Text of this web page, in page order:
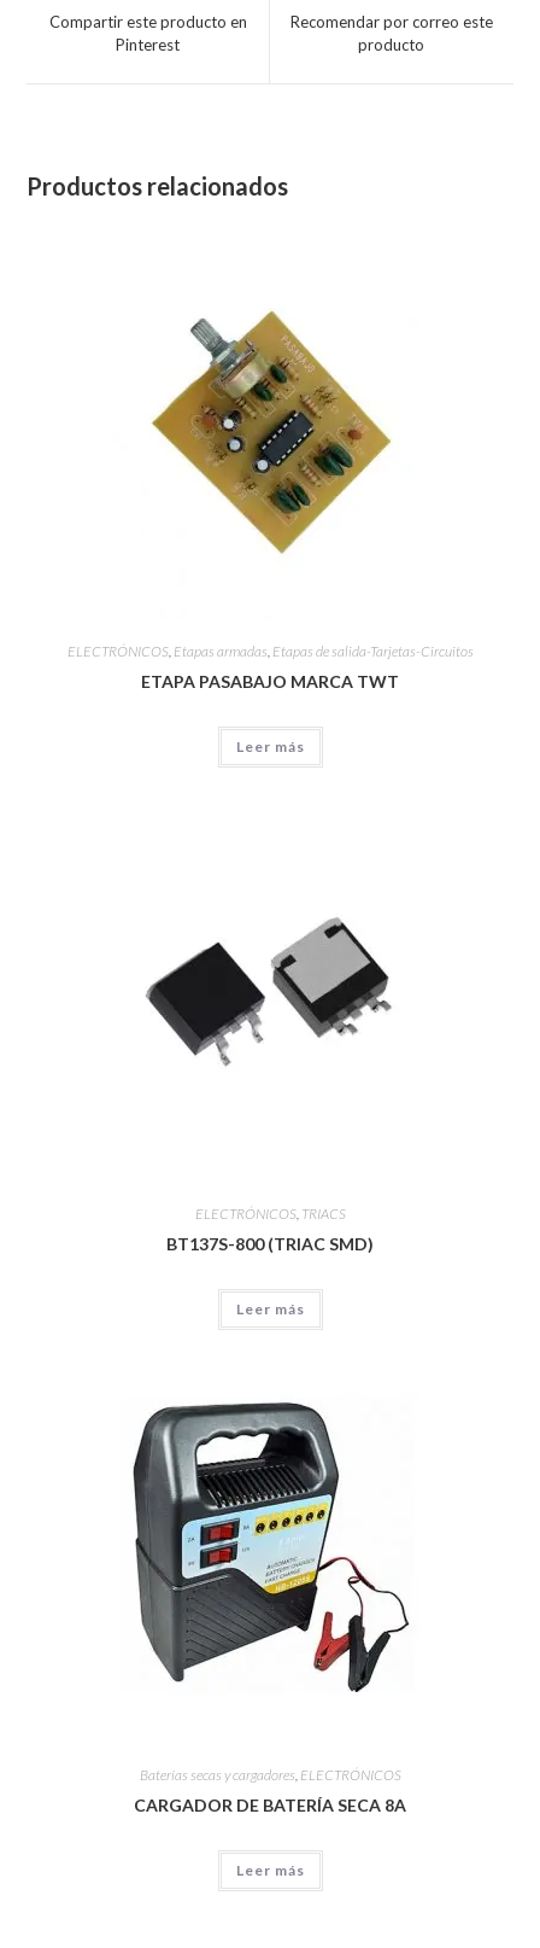
Compartir este producto en
Pinterest
Recomendar por correo este
producto
Productos relacionados
ELECTRÓNICOS, Etapas armadas, Etapas de salida-Tarjetas-Circuitos
ETAPA PASABAJO MARCA TWT
Leer más
ELECTRÓNICOS, TRIACS
BT137S-800 (TRIAC SMD)
Leer más
Baterías secas y cargadores, ELECTRÓNICOS
CARGADOR DE BATERÍA SECA 8A
Leer más